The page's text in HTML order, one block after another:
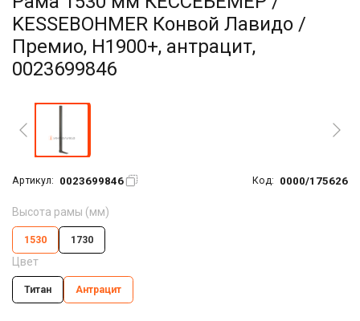
KESSEBOHMER Конвой Лавидо /
Премио, H1900+, антрацит,
0023699846
Артикул: 0023699846 Код: 0000/175626
Высота рамы (мм)
1530 1730
Цвет
Титан Антрацит